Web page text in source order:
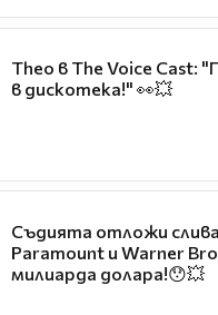
Theo в The Voice Cast:
в дискотека!" 👀💥
Съдията отложи
Paramount и Warner
милиарда долара!😯💥